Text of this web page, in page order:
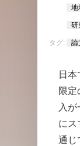
タグ:
地
研
論
日
限定
入
にス
通じ